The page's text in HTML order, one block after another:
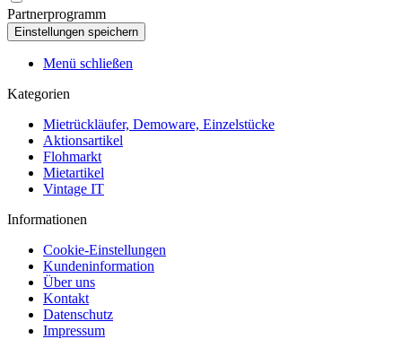
Partnerprogramm
Menü schließen
Kategorien
Mietrückläufer, Demoware, Einzelstücke
Aktionsartikel
Flohmarkt
Mietartikel
Vintage IT
Informationen
Cookie-Einstellungen
Kundeninformation
Über uns
Kontakt
Datenschutz
Impressum